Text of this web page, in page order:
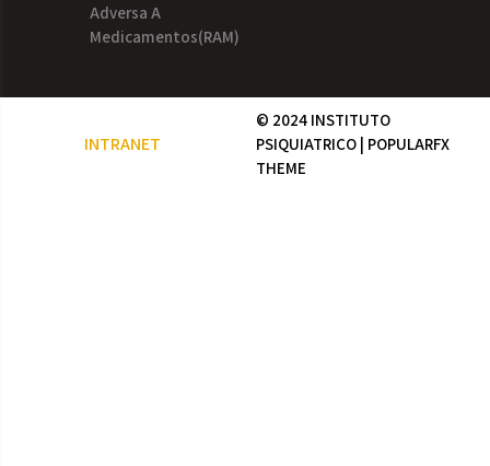
Adversa A
Medicamentos(RAM)
INTRANET
© 2024 INSTITUTO
PSIQUIATRICO | POPULARFX
THEME